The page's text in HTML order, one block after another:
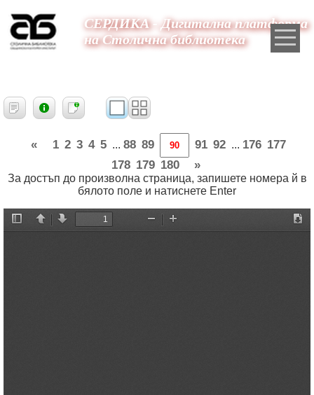
СЕРДИКА - Дигитална платформа
на Столична библиотека
« 1 2 3 4 5 ... 88 89 91 92 ... 176 177
178 179 180 »
За достъп до произволна страница, запишете номера й в
бялото поле и натиснете Enter